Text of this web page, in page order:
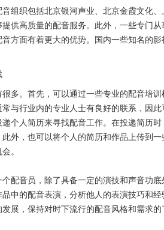
组织包括北京银河声业、北京金霞文化
供高质量的配音服务。此外，一些专门
方面有着更大的优势。国内一些知名的
多。首先，可以通过一些专业的配音培
与行业内的专业人士有良好的联系，因
个人简历来寻找配音工作。在投递简历
外，也可以将个人的简历和作品上传到
。
配音员，除了具备一定的演技和声音功
中的配音表演，分析他人的表演技巧和
展，保持对时下流行的配音风格和需求的